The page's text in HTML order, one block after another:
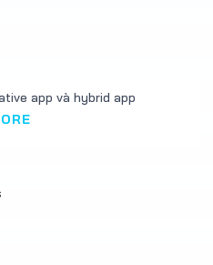
app và hybrid app